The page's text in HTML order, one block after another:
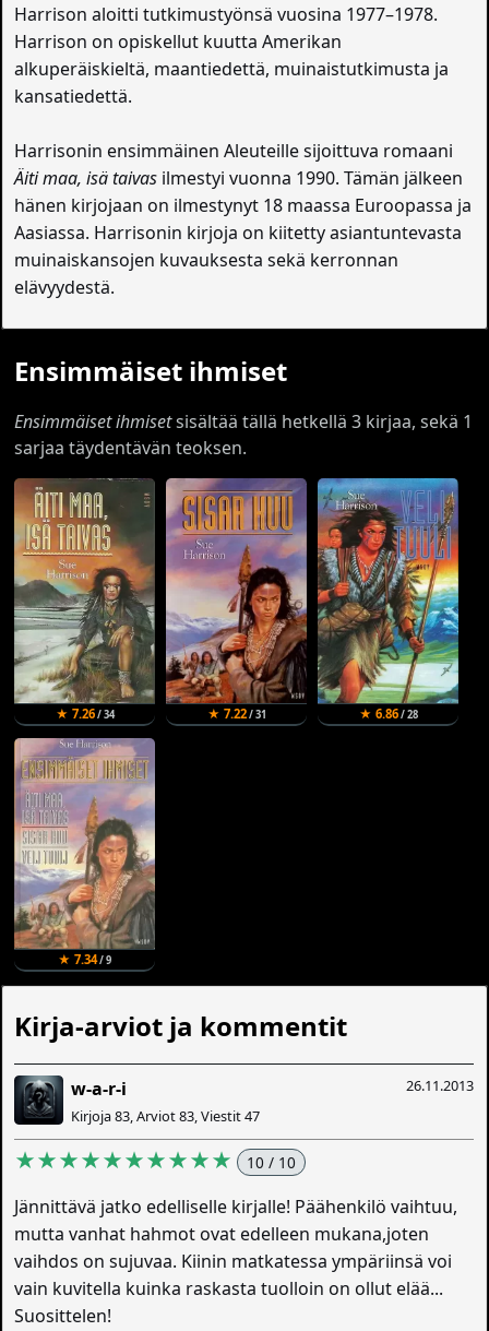
Harrison aloitti tutkimustyönsä vuosina 1977–1978.
Harrison on opiskellut kuutta Amerikan
alkuperäiskieltä, maantiedettä, muinaistutkimusta ja
kansatiedettä.
Harrisonin ensimmäinen Aleuteille sijoittuva romaani
Äiti maa, isä taivas ilmestyi vuonna 1990. Tämän jälkeen
hänen kirjojaan on ilmestynyt 18 maassa Euroopassa ja
Aasiassa. Harrisonin kirjoja on kiitetty asiantuntevasta
muinaiskansojen kuvauksesta sekä kerronnan
elävyydestä.
Ensimmäiset ihmiset
Ensimmäiset ihmisetsisältää tällä hetkellä 3 kirjaa, sekä 1
sarjaa täydentävän teoksen.
★ 7.26/ 34 ★ 7.22/ 31 ★ 6.86/ 28
★ 7.34/ 9
Kirja-arviot ja kommentit
26.11.2013
w-a-r-i
Kirjoja 83, Arviot 83, Viestit 47
★★★★★★★★★★ 10 / 10
Jännittävä jatko edelliselle kirjalle! Päähenkilö vaihtuu,
mutta vanhat hahmot ovat edelleen mukana,joten
vaihdos on sujuvaa. Kiinin matkatessa ympäriinsä voi
vain kuvitella kuinka raskasta tuolloin on ollut elää...
Suosittelen!